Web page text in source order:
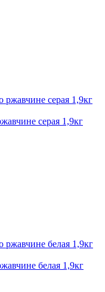
серая 1,9кг
белая 1,9кг